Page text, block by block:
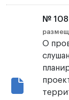
№ 108
О